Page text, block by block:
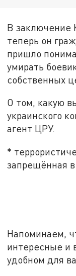
В заключение
теперь он
пришло
умирать
собственных
О том, какую
украинского
агент ЦРУ.
*
запрещённая
Напоминаем,
интересные и
удобном для